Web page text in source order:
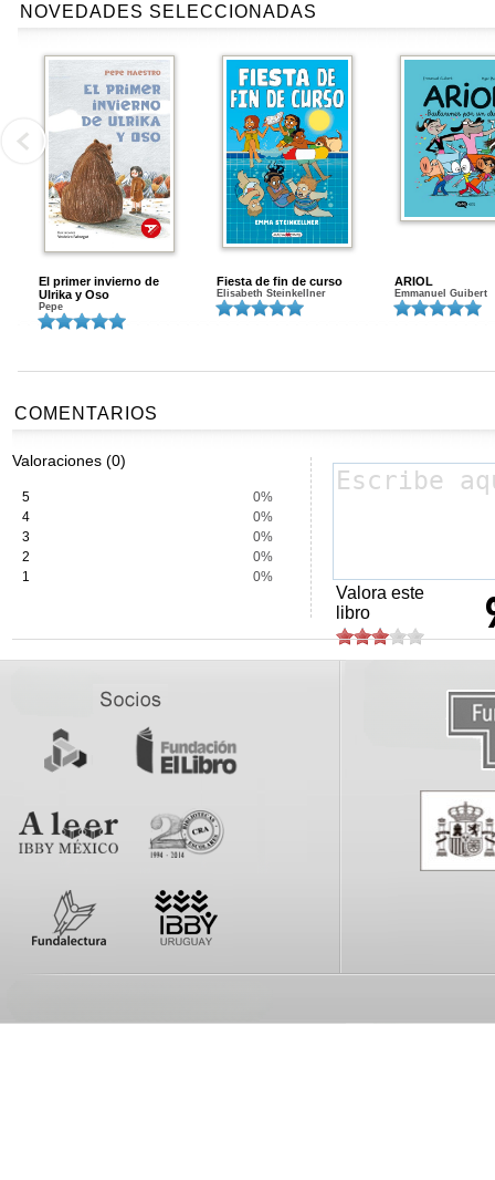
NOVEDADES SELECCIONADAS
El primer invierno de
Ulrika y Oso
Pepe
Fiesta de fin de curso
Elisabeth Steinkellner
ARIOL
Emmanuel Guibert
COMENTARIOS
Valoraciones (0)
5
0%
4
0%
3
0%
2
0%
1
0%
Valora este
libro